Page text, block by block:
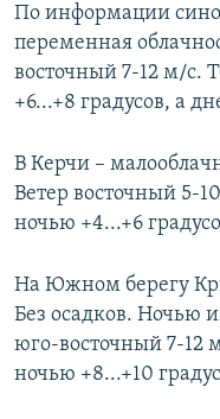
ПОБЕДИТЕЛЕЙ НЕ СУДЯТ?
КРЫМ.НЕПОКОРЕННЫЙ
УКРАИНСКАЯ ПРОБЛЕМА
ПРИСОЕДИНЯЙТЕСЬ!
Все сайты RFE/RL
По информации
переменная
восточный 7-12 м/с.
+6...+8 градусов, а
В Керчи –
Ветер восточный 5-
ночью +4...+6
На Южном берегу
Без осадков. Ночью
юго-восточный 7-12
ночью +8...+10